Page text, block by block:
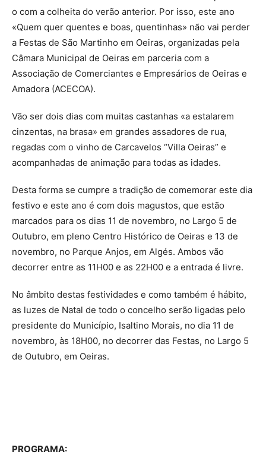
o com a colheita do verão anterior. Por isso, este ano
«Quem quer quentes e boas, quentinhas» não vai perder
a Festas de São Martinho em Oeiras, organizadas pela
Câmara Municipal de Oeiras em parceria com a
Associação de Comerciantes e Empresários de Oeiras e
Amadora (ACECOA).
Vão ser dois dias com muitas castanhas «a estalarem
cinzentas, na brasa» em grandes assadores de rua,
regadas com o vinho de Carcavelos “Villa Oeiras” e
acompanhadas de animação para todas as idades.
Desta forma se cumpre a tradição de comemorar este dia
festivo e este ano é com dois magustos, que estão
marcados para os dias 11 de novembro, no Largo 5 de
Outubro, em pleno Centro Histórico de Oeiras e 13 de
novembro, no Parque Anjos, em Algés. Ambos vão
decorrer entre as 11H00 e as 22H00 e a entrada é livre.
No âmbito destas festividades e como também é hábito,
as luzes de Natal de todo o concelho serão ligadas pelo
presidente do Município, Isaltino Morais, no dia 11 de
novembro, às 18H00, no decorrer das Festas, no Largo 5
de Outubro, em Oeiras.
PROGRAMA: